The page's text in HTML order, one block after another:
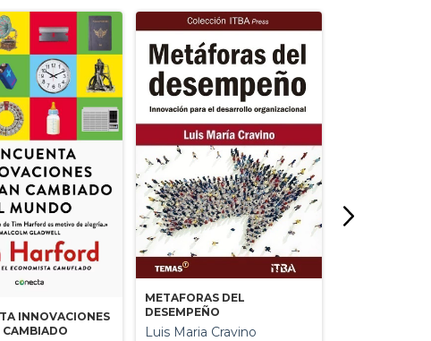
INNOVACIONES
CAMBIADO
METAFORAS DEL
DESEMPEÑO
Luis Maria Cravino